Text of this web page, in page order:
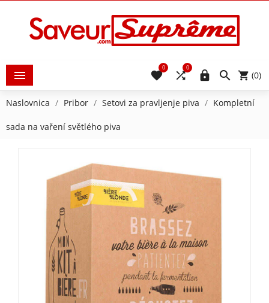
  (0)


0

0
Naslovnica Pribor Setovi za pravljenje piva Kompletní
sada na vaření světlého piva